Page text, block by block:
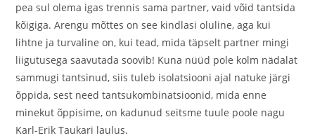
pea sul olema igas trennis sama partner, vaid võid tantsida
kõigiga. Arengu mõttes on see kindlasi oluline, aga kui
lihtne ja turvaline on, kui tead, mida täpselt partner mingi
liigutusega saavutada soovib! Kuna nüüd pole kolm nädalat
sammugi tantsinud, siis tuleb isolatsiooni ajal natuke järgi
õppida, sest need tantsukombinatsioonid, mida enne
minekut õppisime, on kadunud seitsme tuule poole nagu
Karl-Erik Taukari laulus.